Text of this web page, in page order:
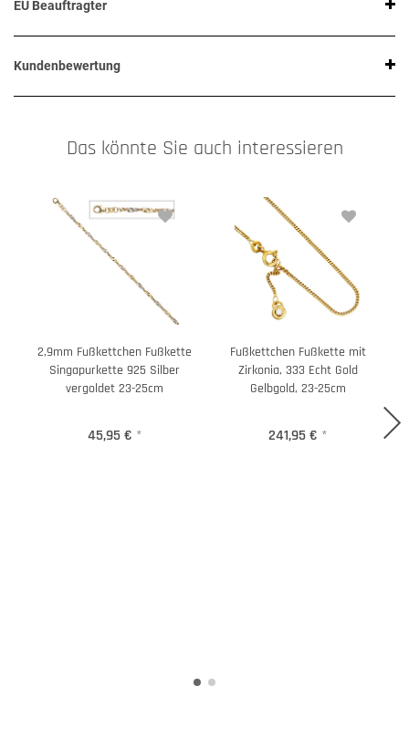
EU Beauftragter
Kundenbewertung
Das könnte Sie auch interessieren
2,9mm Fußkettchen Fußkette
Singapurkette 925 Silber
vergoldet 23-25cm
45,95 € *
Fußkettchen Fußkette mit
Zirkonia, 333 Echt Gold
Gelbgold, 23-25cm
241,95 € *